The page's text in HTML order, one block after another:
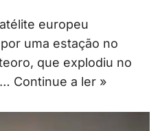
europeu
uma estação no
que explodiu no
Continue a ler »